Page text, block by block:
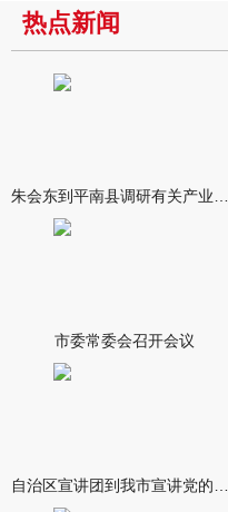
热点新闻
市委常委会召开会议